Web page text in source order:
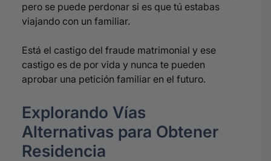
pero se puede perdonar si es que tú estabas
viajando con un familiar.
Está el castigo del fraude matrimonial y ese
castigo es de por vida y nunca te pueden
aprobar una petición familiar en el futuro.
Explorando Vías
Alternativas para Obtener
Residencia